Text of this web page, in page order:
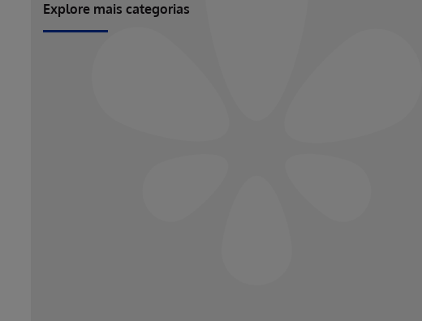
Explore mais categorias